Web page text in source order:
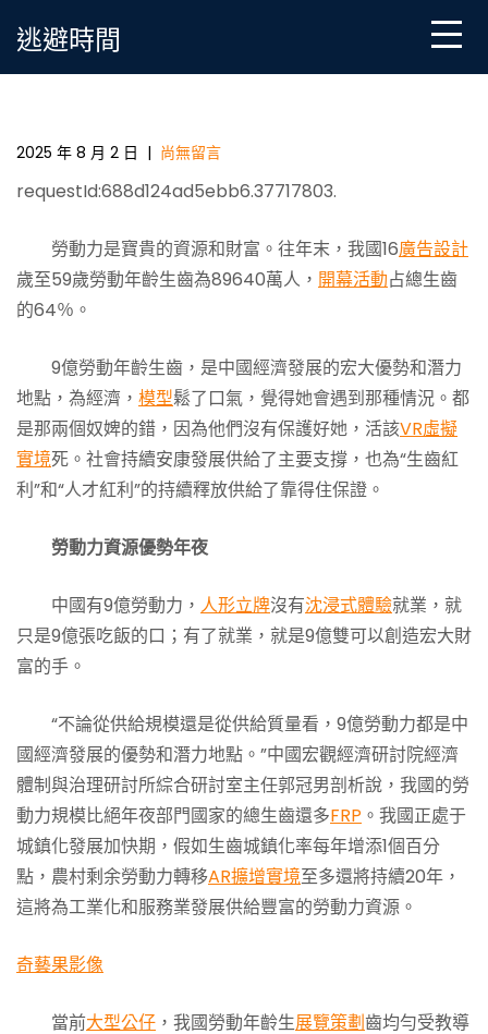
逃避時間
9億休息力，若何從”生齒盈利”08靠設計廣告邁向”人才
2025 年 8 月 2 日 | 尚無留言
requestId:688d124ad5ebb6.37717803.
勞動力是寶貴的資源和財富。往年末，我國16廣告設計
歲至59歲勞動年齡生齒為89640萬人， 開幕活動占總生齒
的64％。
9億勞動年齡生齒，是中國經濟發展的宏大優勢和潛力
地點，為經濟， 模型鬆了口氣，覺得她會遇到那種情況。都
是那兩個奴婢的錯，因為他們沒有保護好她，活該VR虛擬
實境死。社會持續安康發展供給了主要支撐，也為“生齒紅
利”和“人才紅利”的持續釋放供給了靠得住保證。
勞動力資源優勢年夜
中國有9億勞動力， 人形立牌沒有沈浸式體驗就業，就
只是9億張吃飯的口；有了就業，就是9億雙可以創造宏大財
富的手。
“不論從供給規模還是從供給質量看，9億勞動力都是中
國經濟發展的優勢和潛力地點。”中國宏觀經濟研討院經濟
體制與治理研討所綜合研討室主任郭冠男剖析說，我國的勞
動力規模比絕年夜部門國家的總生齒還多FRP 。我國正處于
城鎮化發展加快期，假如生齒城鎮化率每年增添1個百分
點，農村剩余勞動力轉移AR擴增實境至多還將持續20年，
這將為工業化和服務業發展供給豐富的勞動力資源。
奇藝果影像
當前大型公仔 ，我國勞動年齡生展覽策劃齒均勻受教導